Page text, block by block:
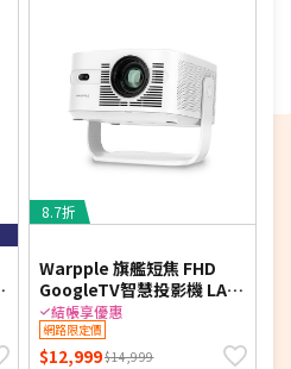
8.7折
Warpple 旗艦短焦 FHD
GoogleTV智慧投影機 LA10
Pro*送四季線上+影視30天
【智慧家庭】
結帳享優惠
網路限定價
$12,999$14,999